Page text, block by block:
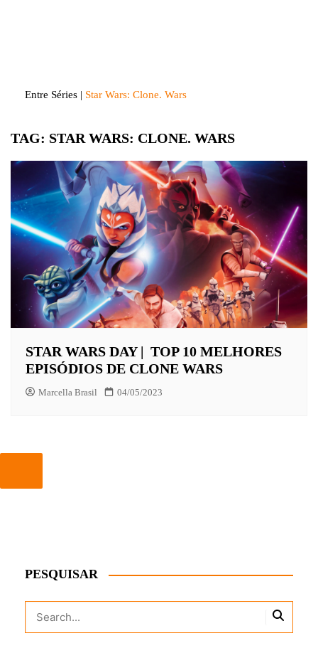
Entre Séries | Star Wars: Clone. Wars
TAG: STAR WARS: CLONE. WARS
STAR WARS DAY | TOP 10 MELHORES
EPISÓDIOS DE CLONE WARS
Marcella Brasil 04/05/2023
PESQUISAR